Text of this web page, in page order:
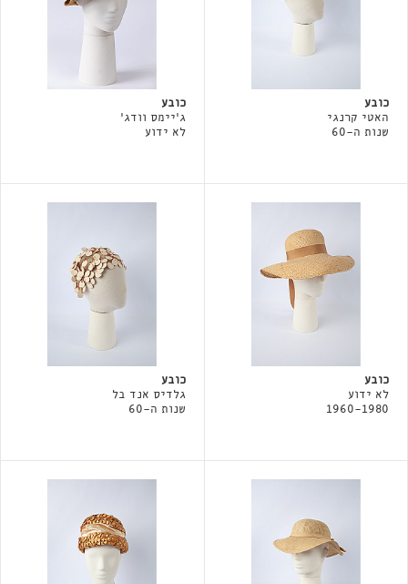
כובע
האטי קרנגי
שנות ה-60
כובע
ג'יימס וודג'
לא ידוע
כובע
לא ידוע
1960-1980
כובע
גלדיס אנד בל
שנות ה-60